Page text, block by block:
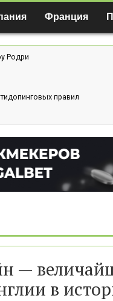
Франция
Родри
правил
—
в